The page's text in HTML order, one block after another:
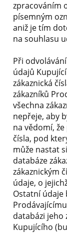
zpracováním
písemným
aniž je tím
na souhlasu
Při
údajů
zákaznická
zákazníků
všechna
nepřeje, aby
na vědomí,
čísla, pod
může nastat
databáze
zákaznickým
údaje, o
Ostatní údaje
databázi jeho
Kupujícího